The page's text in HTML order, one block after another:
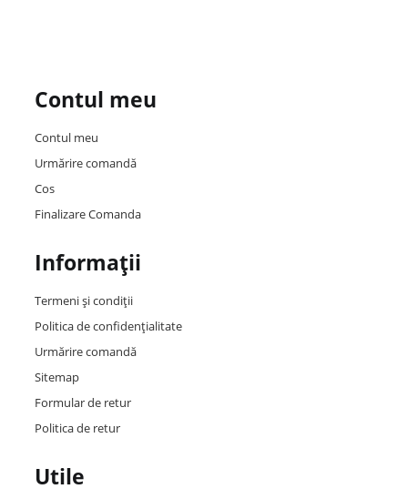
Contul meu
Contul meu
Urmărire comandă
Cos
Finalizare Comanda
Informații
Termeni și condiții
Politica de confidențialitate
Urmărire comandă
Sitemap
Formular de retur
Politica de retur
Utile